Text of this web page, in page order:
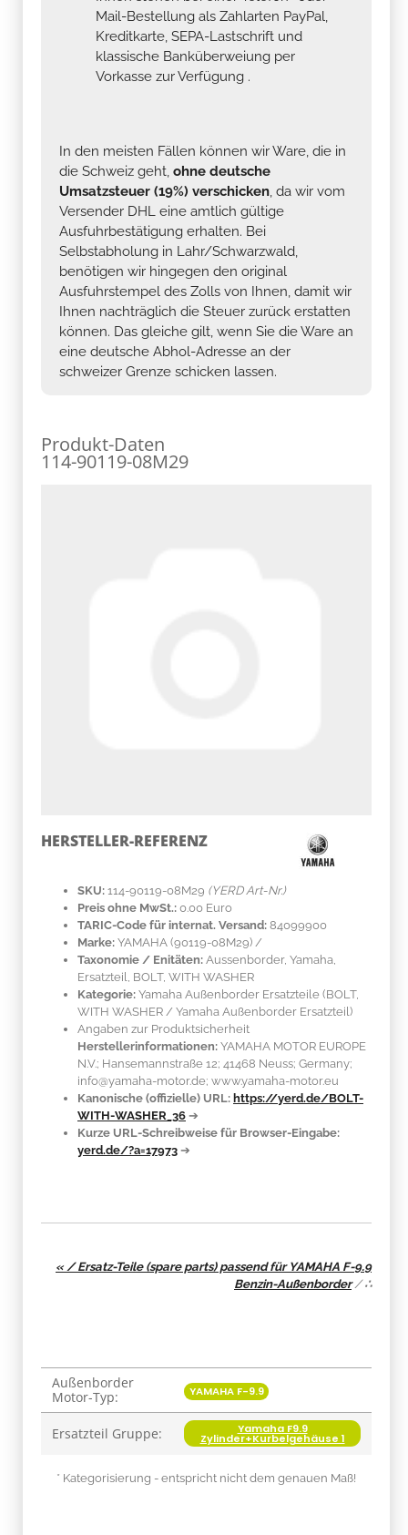
Mail-Bestellung als Zahlarten PayPal,
Kreditkarte, SEPA-Lastschrift und
klassische Banküberweiung per
Vorkasse zur Verfügung .
In den meisten Fällen können wir Ware, die in
die Schweiz geht, ohne deutsche
Umsatzsteuer (19%) verschicken, da wir vom
Versender DHL eine amtlich gültige
Ausfuhrbestätigung erhalten. Bei
Selbstabholung in Lahr/Schwarzwald,
benötigen wir hingegen den original
Ausfuhrstempel des Zolls von Ihnen, damit wir
Ihnen nachträglich die Steuer zurück erstatten
können. Das gleiche gilt, wenn Sie die Ware an
eine deutsche Abhol-Adresse an der
schweizer Grenze schicken lassen.
Produkt-Daten
114-90119-08M29
HERSTELLER-REFERENZ
SKU: 114-90119-08M29 (YERD Art-Nr.)
Preis ohne MwSt.: 0.00 Euro
TARIC-Code für internat. Versand: 84099900
Marke: YAMAHA (90119-08M29) /
Taxonomie / Enitäten: Aussenborder, Yamaha,
Ersatzteil, BOLT, WITH WASHER
Kategorie: Yamaha Außenborder Ersatzteile (BOLT,
WITH WASHER / Yamaha Außenborder Ersatzteil)
Angaben zur Produktsicherheit
Herstellerinformationen: YAMAHA MOTOR EUROPE
N.V.; Hansemannstraße 12; 41468 Neuss; Germany;
info@yamaha-motor.de; www.yamaha-motor.eu
Kanonische (offizielle) URL: https://yerd.de/BOLT-
WITH-WASHER_36 ➔
Kurze URL-Schreibweise für Browser-Eingabe:
yerd.de/?a=17973 ➔
« / Ersatz-Teile (spare parts) passend für YAMAHA F-9.9
Benzin-Außenborder/∴
Produkteigenschaft
Wert
Außenborder
Motor-Typ:
YAMAHA F-9.9
Ersatzteil Gruppe: Yamaha F9.9
Zylinder+Kurbelgehäuse 1
* Kategorisierung - entspricht nicht dem genauen Maß!